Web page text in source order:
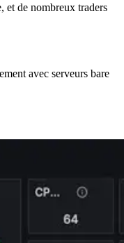
et de nombreux traders
avec serveurs bare